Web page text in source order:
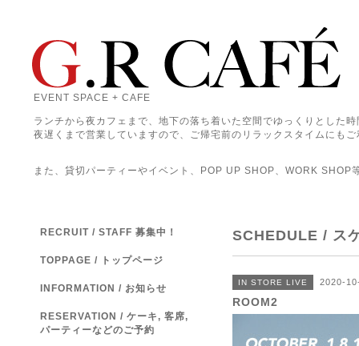
EVENT SPACE + CAFE
ランチから夜カフェまで、地下の落ち着いた空間でゆっくりとした
夜遅くまで営業していますので、ご帰宅前のリラックスタイムにも
また、貸切パーティーやイベント、POP UP SHOP、WORK SHOP
SCHEDULE / ス
IN STORE LIVE 2020-
ROOM2
RECRUIT / STAFF 募集中！
TOPPAGE / トップページ
INFORMATION / お知らせ
RESERVATION / ケーキ, 客席,
パーティーなどのご予約